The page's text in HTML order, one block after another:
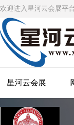
欢迎进入星河云会展平台
星河云会展